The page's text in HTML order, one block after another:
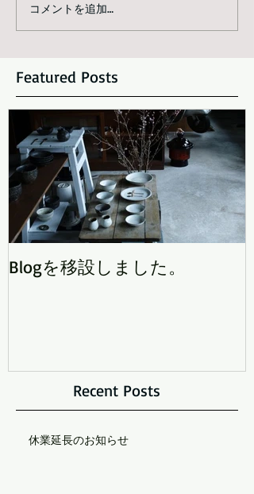
コメントを追加…
Featured Posts
Blogを移設しました。
Recent Posts
休業延長のお知らせ